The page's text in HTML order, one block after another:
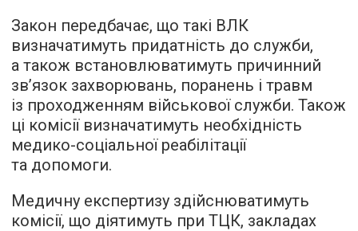
Закон передбачає, що такі ВЛК
визначатимуть придатність до служби,
а також встановлюватимуть причинний
зв’язок захворювань, поранень і травм
із проходженням військової служби. Також
ці комісії визначатимуть необхідність
медико-соціальної реабілітації
та допомоги.
Медичну експертизу здійснюватимуть
комісії, що діятимуть при ТЦК, закладах